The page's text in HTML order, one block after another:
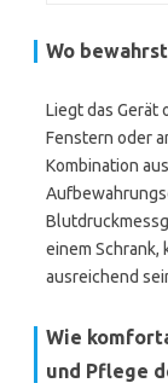
Wo
Liegt das Gerät
Fenstern oder
Kombination
einem Schrank,
ausreichend
Wie
und Pflege